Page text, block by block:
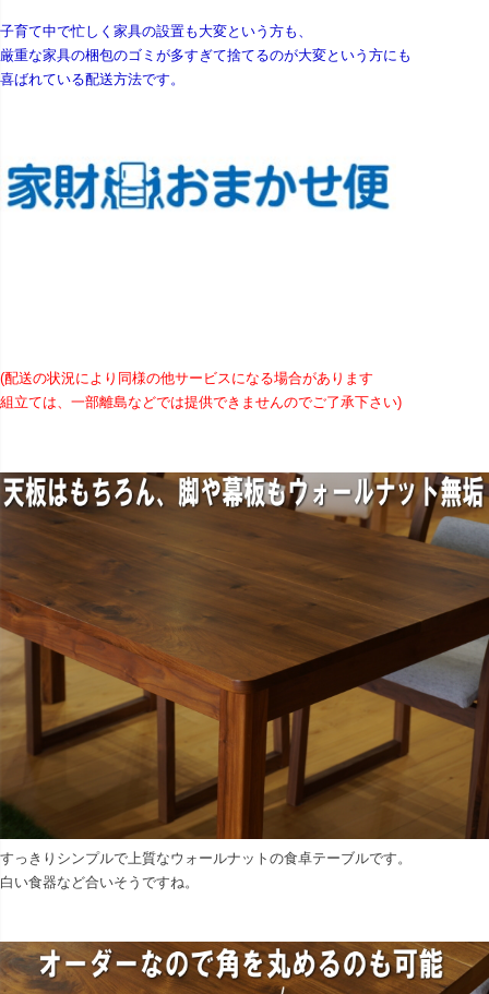
子育て中で忙しく家具の設置も大変という方も、
厳重な家具の梱包のゴミが多すぎて捨てるのが大変という方にも
喜ばれている配送方法です。
(配送の状況により同様の他サービスになる場合があります
組立ては、一部離島などでは提供できませんのでご了承下さい)
すっきりシンプルで上質なウォールナットの食卓テーブルです。
白い食器など合いそうですね。